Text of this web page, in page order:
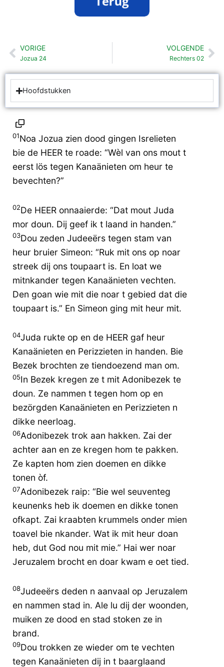
Vorige
VORIGE
Jozua 24
VOLGENDE
Rechters 02
Hoofdstukken
01Noa Jozua zien dood gingen Isrelieten
bie de HEER te roade: “Wèl van ons mout t
eerst lös tegen Kanaänieten om heur te
bevechten?”
02De HEER onnaaierde: “Dat mout Juda
mor doun. Dij geef ik t laand in handen.”
03Dou zeden Judeeërs tegen stam van
heur bruier Simeon: “Ruk mit ons op noar
streek dij ons toupaart is. En loat we
mitnkander tegen Kanaänieten vechten.
Den goan wie mit die noar t gebied dat die
toupaart is.” En Simeon ging mit heur mit.
04Juda rukte op en de HEER gaf heur
Kanaänieten en Perizzieten in handen. Bie
Bezek brochten ze tiendoezend man om.
05In Bezek kregen ze t mit Adonibezek te
doun. Ze nammen t tegen hom op en
bezörgden Kanaänieten en Perizzieten n
dikke neerloag.
06Adonibezek trok aan hakken. Zai der
achter aan en ze kregen hom te pakken.
Ze kapten hom zien doemen en dikke
tonen òf.
07Adonibezek raip: “Bie wel seuventeg
keunenks heb ik doemen en dikke tonen
ofkapt. Zai kraabten krummels onder mien
toavel bie nkander. Wat ik mit heur doan
heb, dut God nou mit mie.” Hai wer noar
Jeruzalem brocht en doar kwam e oet tied.
08Judeeërs deden n aanvaal op Jeruzalem
en nammen stad in. Ale lu dij der woonden,
muiken ze dood en stad stoken ze in
brand.
09Dou trokken ze wieder om te vechten
tegen Kanaänieten dij in t baarglaand